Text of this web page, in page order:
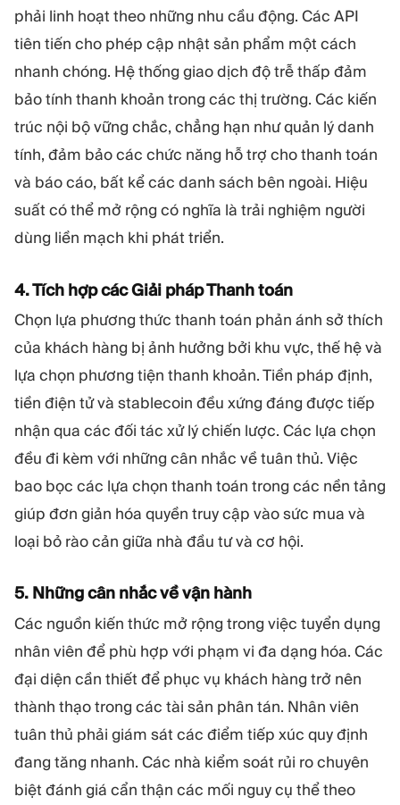
phải linh hoạt theo những nhu cầu động. Các API
tiên tiến cho phép cập nhật sản phẩm một cách
nhanh chóng. Hệ thống giao dịch độ trễ thấp đảm
bảo tính thanh khoản trong các thị trường. Các kiến
trúc nội bộ vững chắc, chẳng hạn như quản lý danh
tính, đảm bảo các chức năng hỗ trợ cho thanh toán
và báo cáo, bất kể các danh sách bên ngoài. Hiệu
suất có thể mở rộng có nghĩa là trải nghiệm người
dùng liền mạch khi phát triển.
4. Tích hợp các Giải pháp Thanh toán
Chọn lựa phương thức thanh toán phản ánh sở thích
của khách hàng bị ảnh hưởng bởi khu vực, thế hệ và
lựa chọn phương tiện thanh khoản. Tiền pháp định,
tiền điện tử và stablecoin đều xứng đáng được tiếp
nhận qua các đối tác xử lý chiến lược. Các lựa chọn
đều đi kèm với những cân nhắc về tuân thủ. Việc
bao bọc các lựa chọn thanh toán trong các nền tảng
giúp đơn giản hóa quyền truy cập vào sức mua và
loại bỏ rào cản giữa nhà đầu tư và cơ hội.
5. Những cân nhắc về vận hành
Các nguồn kiến thức mở rộng trong việc tuyển dụng
nhân viên để phù hợp với phạm vi đa dạng hóa. Các
đại diện cần thiết để phục vụ khách hàng trở nên
thành thạo trong các tài sản phân tán. Nhân viên
tuân thủ phải giám sát các điểm tiếp xúc quy định
đang tăng nhanh. Các nhà kiểm soát rủi ro chuyên
biệt đánh giá cẩn thận các mối nguy cụ thể theo